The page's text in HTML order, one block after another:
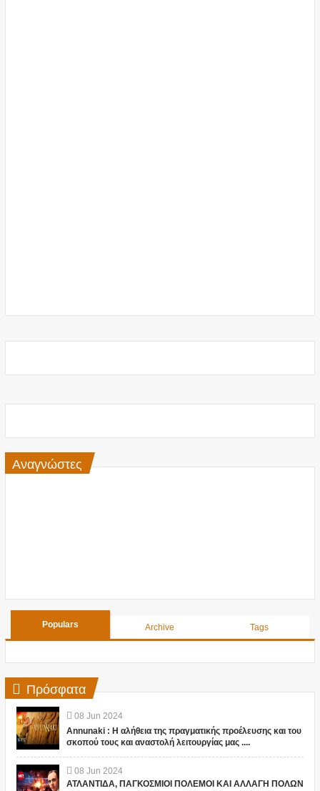
Αναγνώστες
Populars Archive Tags
Πρόσφατα
08 Jun 2024
Annunaki : Η αλήθεια της πραγματικής προέλευσης και του
σκοπού τους και αναστολή λειτουργίας μας ....
08 Jun 2024
ΑΤΛΑΝΤΙΔΑ, ΠΑΓΚΟΣΜΙΟΙ ΠΟΛΕΜΟΙ ΚΑΙ ΑΛΛΑΓΗ ΠΟΛΩΝ